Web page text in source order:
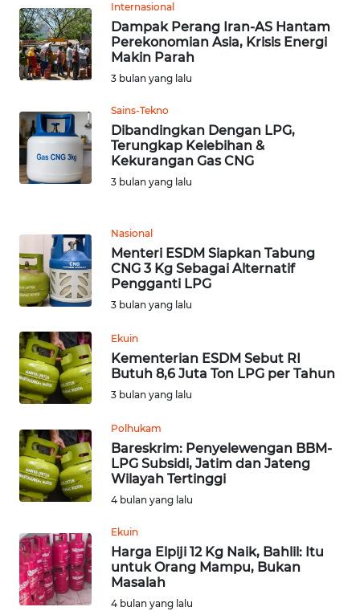
Internasional
Dampak Perang Iran-AS Hantam
Perekonomian Asia, Krisis Energi
Makin Parah
3 bulan yang lalu
Sains-Tekno
Dibandingkan Dengan LPG,
Terungkap Kelebihan &
Kekurangan Gas CNG
3 bulan yang lalu
Nasional
Menteri ESDM Siapkan Tabung
CNG 3 Kg Sebagai Alternatif
Pengganti LPG
3 bulan yang lalu
Ekuin
Kementerian ESDM Sebut RI
Butuh 8,6 Juta Ton LPG per Tahun
3 bulan yang lalu
Polhukam
Bareskrim: Penyelewengan BBM-
LPG Subsidi, Jatim dan Jateng
Wilayah Tertinggi
4 bulan yang lalu
Ekuin
Harga Elpiji 12 Kg Naik, Bahlil: Itu
untuk Orang Mampu, Bukan
Masalah
4 bulan yang lalu
WN
JAKARTA
WN
WN
BANTEN
WN
WN
KEPRI
WN
WN
PAPUA
BARAT
WN
RIAU
WN
WN
JAMBI